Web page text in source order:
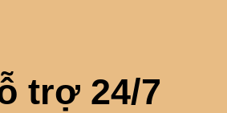
trợ 24/7